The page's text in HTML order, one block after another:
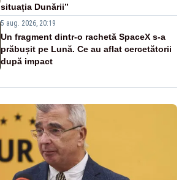
situația Dunării”
5 aug. 2026, 20:19
Un fragment dintr-o rachetă SpaceX s-a
prăbușit pe Lună. Ce au aflat cercetătorii
după impact